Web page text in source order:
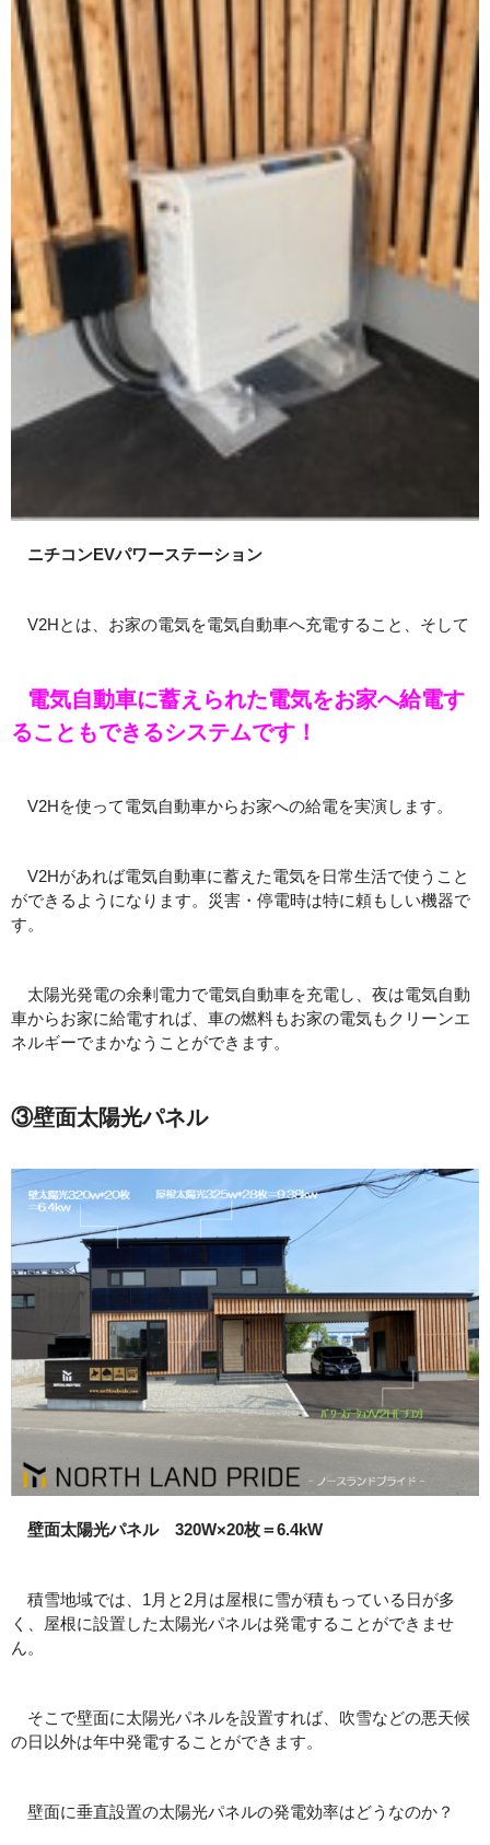
ニチコンEVパワーステーション
V2Hとは、お家の電気を電気自動車へ充電すること、そして
電気自動車に蓄えられた電気をお家へ給電す
ることもできるシステムです！
V2Hを使って電気自動車からお家への給電を実演します。
V2Hがあれば電気自動車に蓄えた電気を日常生活で使うこと
ができるようになります。災害・停電時は特に頼もしい機器で
す。
太陽光発電の余剰電力で電気自動車を充電し、夜は電気自動
車からお家に給電すれば、車の燃料もお家の電気もクリーンエ
ネルギーでまかなうことができます。
③壁面太陽光パネル
壁面太陽光パネル 320W×20枚＝6.4kW
積雪地域では、1月と2月は屋根に雪が積もっている日が多
く、屋根に設置した太陽光パネルは発電することができませ
ん。
そこで壁面に太陽光パネルを設置すれば、吹雪などの悪天候
の日以外は年中発電することができます。
壁面に垂直設置の太陽光パネルの発電効率はどうなのか？